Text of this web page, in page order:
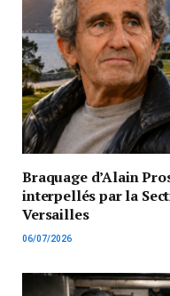
Braquage d’Alain
interpellés par la
Versailles
06/07/2026